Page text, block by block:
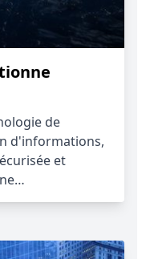
de
d'informations,
et